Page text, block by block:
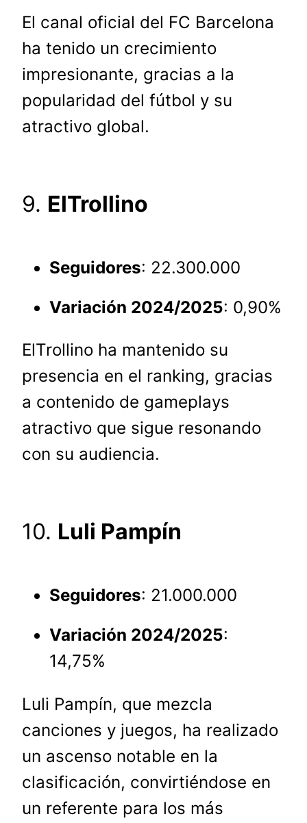
El canal oficial del FC Barcelona
ha tenido un crecimiento
impresionante, gracias a la
popularidad del fútbol y su
atractivo global.
9. ElTrollino
Seguidores: 22.300.000
Variación 2024/2025: 0,90%
ElTrollino ha mantenido su
presencia en el ranking, gracias
a contenido de gameplays
atractivo que sigue resonando
con su audiencia.
10. Luli Pampín
Seguidores: 21.000.000
Variación 2024/2025:
14,75%
Luli Pampín, que mezcla
canciones y juegos, ha realizado
un ascenso notable en la
clasificación, convirtiéndose en
un referente para los más